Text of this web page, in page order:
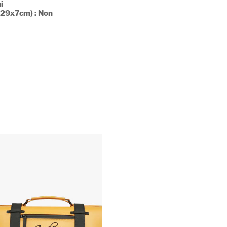
: Non